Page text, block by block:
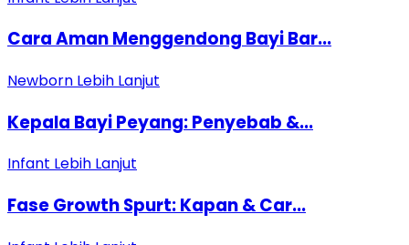
Cara Aman Menggendong Bayi Bar...
Newborn Lebih Lanjut
Kepala Bayi Peyang: Penyebab &...
Infant Lebih Lanjut
Fase Growth Spurt: Kapan & Car...